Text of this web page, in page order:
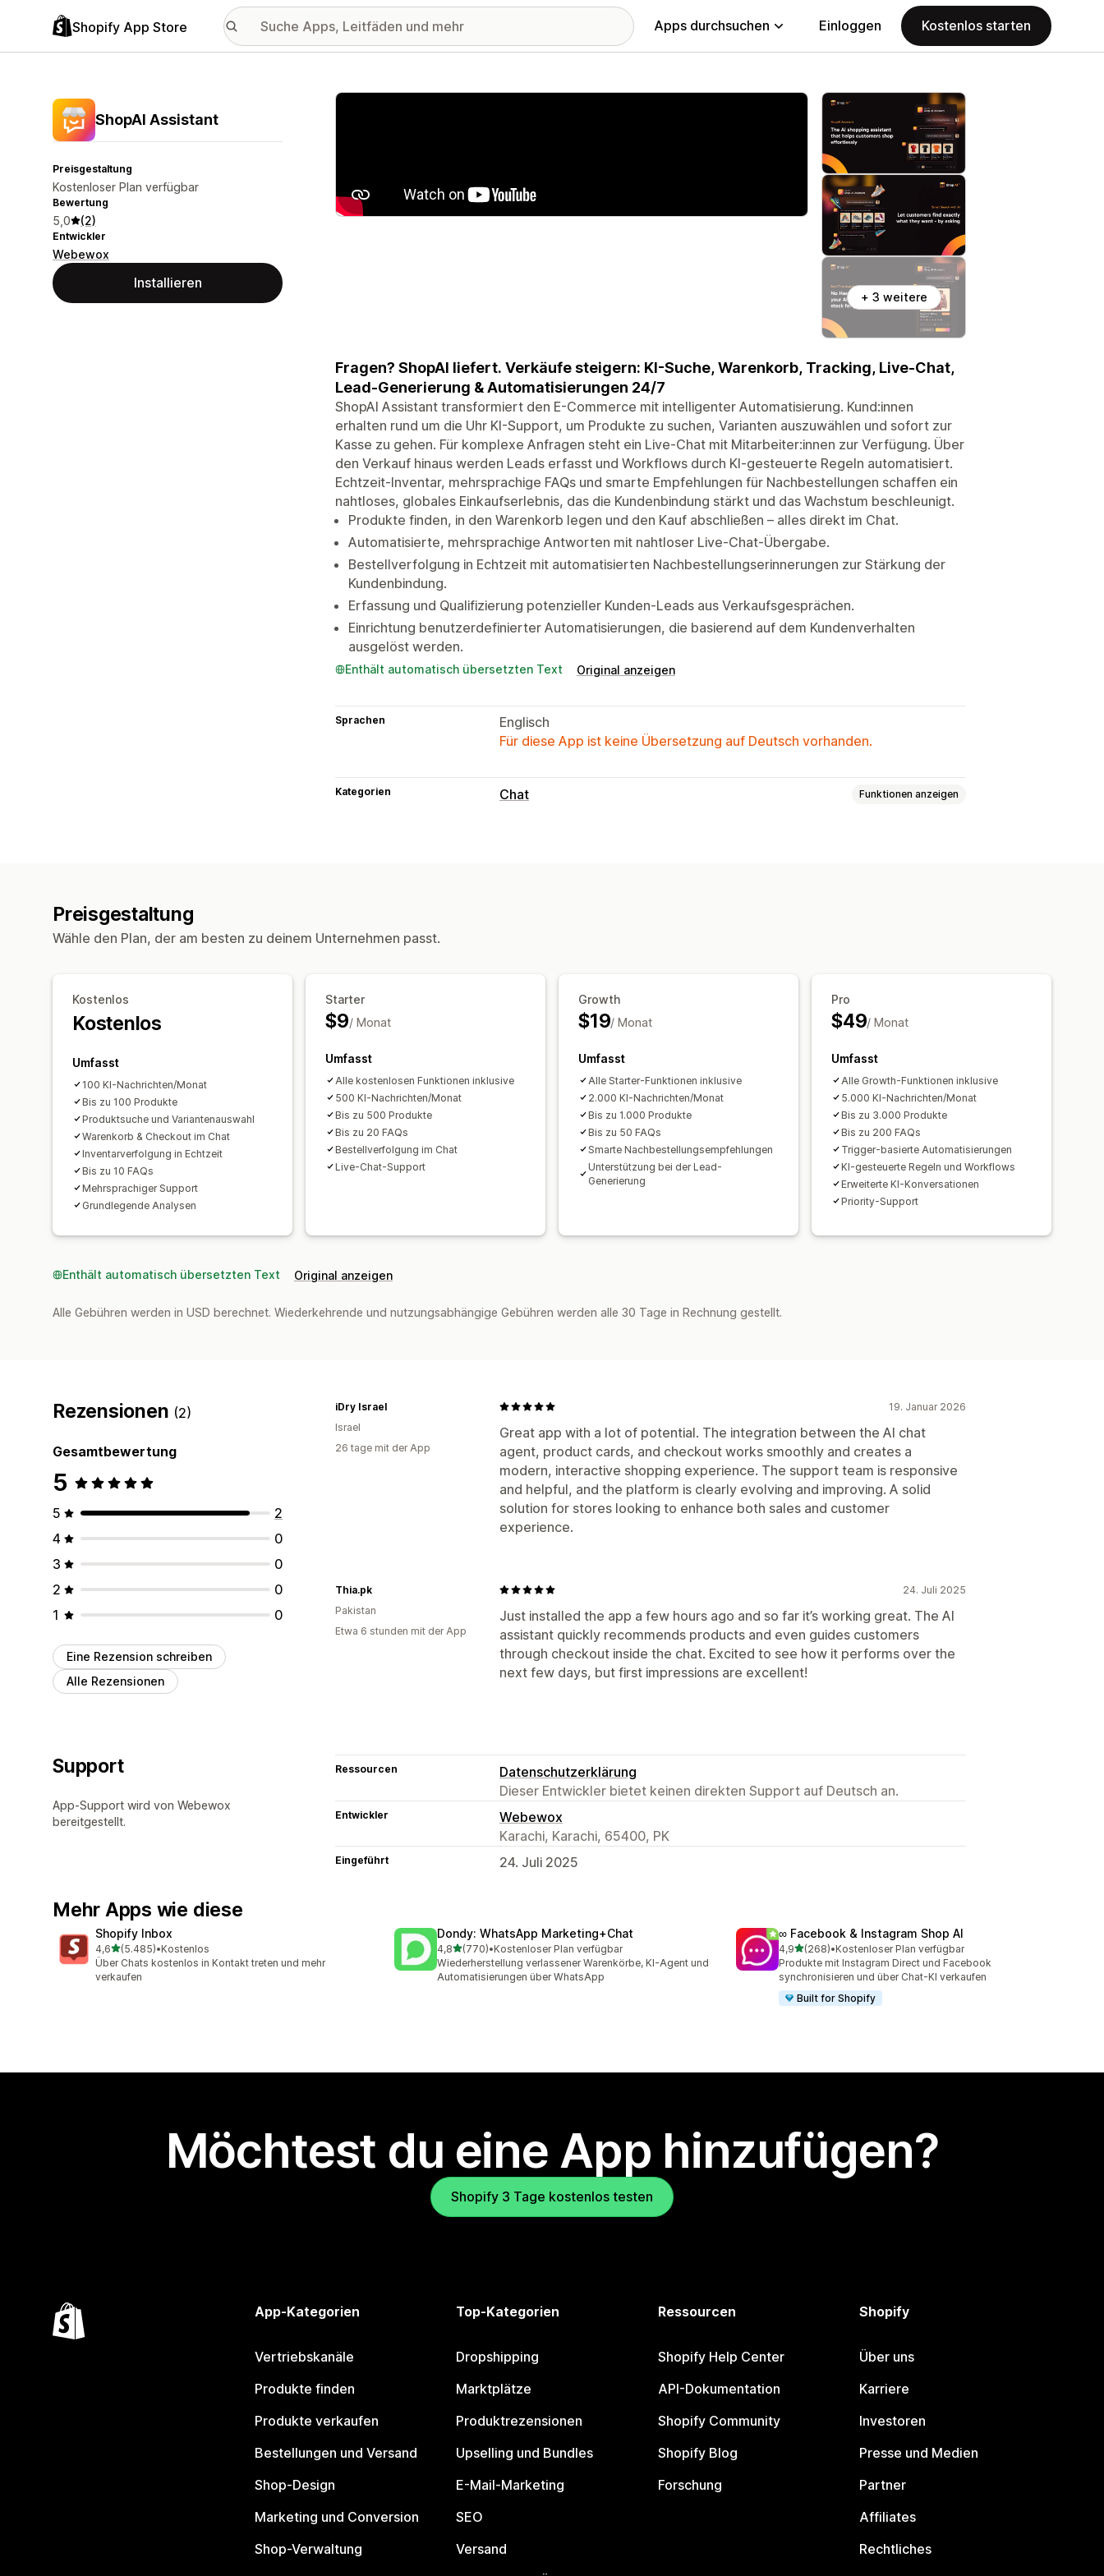
Shopify App Store Apps durchsuchen Einloggen Kostenlos starten
ShopAI Assistant
Preisgestaltung
Kostenloser Plan verfügbar
Bewertung
5,0 (2)
Entwickler
Webewox
Installieren
Vorgestellte Bildergalerie
+ 3 weitere
Fragen? ShopAI liefert. Verkäufe steigern: KI-Suche, Warenkorb, Tracking, Live-Chat,
Lead-Generierung & Automatisierungen 24/7
ShopAI Assistant transformiert den E-Commerce mit intelligenter Automatisierung. Kund:innen
erhalten rund um die Uhr KI-Support, um Produkte zu suchen, Varianten auszuwählen und sofort zur
Kasse zu gehen. Für komplexe Anfragen steht ein Live-Chat mit Mitarbeiter:innen zur Verfügung. Über
den Verkauf hinaus werden Leads erfasst und Workflows durch KI-gesteuerte Regeln automatisiert.
Echtzeit-Inventar, mehrsprachige FAQs und smarte Empfehlungen für Nachbestellungen schaffen ein
nahtloses, globales Einkaufserlebnis, das die Kundenbindung stärkt und das Wachstum beschleunigt.
Produkte finden, in den Warenkorb legen und den Kauf abschließen – alles direkt im Chat.
Automatisierte, mehrsprachige Antworten mit nahtloser Live-Chat-Übergabe.
Bestellverfolgung in Echtzeit mit automatisierten Nachbestellungserinnerungen zur Stärkung der
Kundenbindung.
Erfassung und Qualifizierung potenzieller Kunden-Leads aus Verkaufsgesprächen.
Einrichtung benutzerdefinierter Automatisierungen, die basierend auf dem Kundenverhalten
ausgelöst werden.
Enthält automatisch übersetzten Text Original anzeigen
Sprachen
Englisch
Für diese App ist keine Übersetzung auf Deutsch vorhanden.
Kategorien Chat Funktionen anzeigen
Farbe und Schriftart
Begrüßungsnachrichten
Chatschaltflächen
Preisgestaltung
Wähle den Plan, der am besten zu deinem Unternehmen passt.
Kostenlos
Kostenlos
Umfasst
100 KI-Nachrichten/Monat
Bis zu 100 Produkte
Produktsuche und Variantenauswahl
Warenkorb & Checkout im Chat
Inventarverfolgung in Echtzeit
Bis zu 10 FAQs
Mehrsprachiger Support
Grundlegende Analysen
Starter
$9/ Monat
Umfasst
Alle kostenlosen Funktionen inklusive
500 KI-Nachrichten/Monat
Bis zu 500 Produkte
Bis zu 20 FAQs
Bestellverfolgung im Chat
Live-Chat-Support
Growth
$19/ Monat
Umfasst
Alle Starter-Funktionen inklusive
2.000 KI-Nachrichten/Monat
Bis zu 1.000 Produkte
Bis zu 50 FAQs
Smarte Nachbestellungsempfehlungen
Unterstützung bei der Lead-
Generierung
Pro
$49/ Monat
Umfasst
Alle Growth-Funktionen inklusive
5.000 KI-Nachrichten/Monat
Bis zu 3.000 Produkte
Bis zu 200 FAQs
Trigger-basierte Automatisierungen
KI-gesteuerte Regeln und Workflows
Erweiterte KI-Konversationen
Priority-Support
Enthält automatisch übersetzten Text Original anzeigen
Alle Gebühren werden in USD berechnet. Wiederkehrende und nutzungsabhängige Gebühren werden alle 30 Tage in Rechnung gestellt.
Rezensionen (2)
Gesamtbewertung
5
5
2
4
0
3
0
2
0
1
0
Eine Rezension schreiben
Alle Rezensionen
19. Januar 2026
Great app with a lot of potential. The integration between the AI chat
agent, product cards, and checkout works smoothly and creates a
modern, interactive shopping experience. The support team is responsive
and helpful, and the platform is clearly evolving and improving. A solid
solution for stores looking to enhance both sales and customer
experience.
iDry Israel
Israel
26 tage mit der App
24. Juli 2025
Just installed the app a few hours ago and so far it’s working great. The AI
assistant quickly recommends products and even guides customers
through checkout inside the chat. Excited to see how it performs over the
next few days, but first impressions are excellent!
Thia.pk
Pakistan
Etwa 6 stunden mit der App
Support
App-Support wird von Webewox
bereitgestellt.
Ressourcen
Datenschutzerklärung
Dieser Entwickler bietet keinen direkten Support auf Deutsch an.
Entwickler
Webewox
Karachi, Karachi, 65400, PK
Eingeführt 24. Juli 2025
Mehr Apps wie diese
Shopify Inbox
4,6von 5 Sternen
(5.485)
5485 Rezensionen insgesamt
•Kostenlos
Über Chats kostenlos in Kontakt treten und mehr
verkaufen
Dondy: WhatsApp Marketing+Chat
4,8von 5 Sternen
(770)
770 Rezensionen insgesamt
•Kostenloser Plan verfügbar
Wiederherstellung verlassener Warenkörbe, KI-Agent und
Automatisierungen über WhatsApp
∞ Facebook & Instagram Shop AI
4,9von 5 Sternen
(268)
268 Rezensionen insgesamt
•Kostenloser Plan verfügbar
Produkte mit Instagram Direct und Facebook
synchronisieren und über Chat-KI verkaufen
Built for Shopify
Möchtest du eine App hinzufügen?
Shopify 3 Tage kostenlos testen
App-Kategorien
Vertriebskanäle
Produkte finden
Produkte verkaufen
Bestellungen und Versand
Shop-Design
Marketing und Conversion
Shop-Verwaltung
Top-Kategorien
Dropshipping
Marktplätze
Produktrezensionen
Upselling und Bundles
E-Mail-Marketing
SEO
Versand
Ressourcen
Shopify Help Center
API-Dokumentation
Shopify Community
Shopify Blog
Forschung
Shopify
Über uns
Karriere
Investoren
Presse und Medien
Partner
Affiliates
Rechtliches